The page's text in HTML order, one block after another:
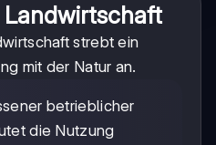
strebt ein
mit der Natur an.
betrieblicher
die Nutzung